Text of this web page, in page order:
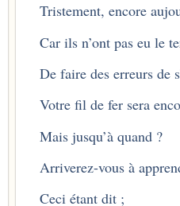
Tristement, encore
Car ils n’ont pas eu le
De faire des erreurs de
Votre fil de fer sera
Mais jusqu’à quand ?
Arriverez-vous à
Ceci étant dit ;